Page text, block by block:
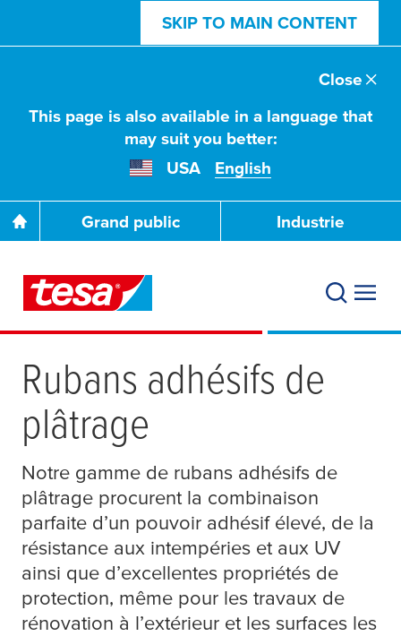
SKIP TO MAIN CONTENT
This page is also available in a language that
may suit you better:
USA
English
Close
Grand public Industrie
Rubans adhésifs de
plâtrage
Notre gamme de rubans adhésifs de
plâtrage procurent la combinaison
parfaite d’un pouvoir adhésif élevé, de la
résistance aux intempéries et aux UV
ainsi que d’excellentes propriétés de
protection, même pour les travaux de
rénovation à l’extérieur et les surfaces les